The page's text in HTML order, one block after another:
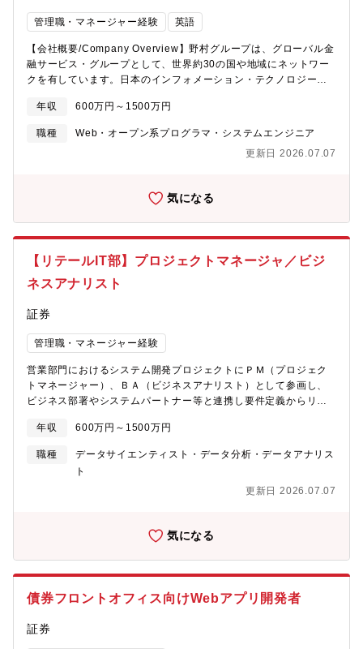
管理職・マネージャー経験 英語
【会社概要/Company Overview】野村グループは、グローバル金
融サービス・グループとして、世界約30の国や地域にネットワー
クを有しています。日本のインフォメーション・テクノロジー部
本のリテール・ウェルスマネジメントビジネス、グローバルホー
ルセール（グローバルマーケッツとインベストメントバンキン
グ）において、テクニカルサポート、アプリケーション開発、シ
ステム変更などの業務に従事しています。野村グループは、充実
の健康とウェルビーイングを重視しています。【組織】私たちは
的なグローバルプレゼンスを持つ野村グループで、ビジネスをテ
ノロジーを駆使しながら、Made in Japanの品質でスピード感の
あるアジャイル開発を行っており、ビジネスと一体となったDXの
役割を固定することなく様々な内製開発やプロジェクトに携わっ
多国籍なメンバーで構成されており、英語を使う場面もありま
なカルチャーのもと、並行して複数の開発やプロジェクトを手掛
けています。社内にはDevOpsツールの環境が整っており、
JIRA、Confluence、GitLab、Jenkins、Ansible、Selenium等
を採用しています。チームでは、リテールビジネス関連システム
の開発チームを率いる開発リードを募集します。・東京を起点
に、グローバルで実装するためのクライアントおよび Web ベース
開発の管理し、ソリューションはすべて自社開発によるDevOpsを
Angular、およびReactなどのフルスタック技術を使用したアプリ
ケーション開発・オフィス時間内に直接RTB/L3サポートを提供
し、アプリケーションの開発者としての責任と役割を実行。・利
害関係者とビジネス要件を擦り合わせ・関係部署と連携し、タイ
し、スケジュールに従ってプロジェクトを確実に実行できるよう
スを管理する責任ある開発者として行動し、SIT/E2E/UAT などの
年収 600万円～1500万円
職種
Web・オープン系プログラマ・システムエンジニア
更新日 2026.07.07
気になる
【リテールIT部】プロジェクトマネージャ／ビジ
ネスアナリスト
証券
管理職・マネージャー経験
営業部門におけるシステム開発プロジェクトにＰＭ（プロジェク
トマネージャー）、ＢＡ（ビジネスアナリスト）として参画し、
ビジネス部署やシステムパートナー等と連携し要件定義からリリ
システムに関する問い合わせやシステム障害時の対応などの維持
管理業務も担っていただきます。・ビジネス・ユーザー部門との
案件企画立案・業務検討、IT実装検討・プロジェクト計画からリ
リースまでの進捗管理、リスク・課題管理、関係者との調整を含
むプロジェクト管理全般・要件定義、概要設計、及びドキュメン
ルIT部は、営業部門におけるシステム及びビジネスプロセスの企
げ、その達成に向け以下の３つの戦略を推進しており、これらの
略＞・領域ビジネスの強化（領域別戦略の推進、各領域の生産性
年収 600万円～1500万円
職種
データサイエンティスト・データ分析・データアナリス
ト
更新日 2026.07.07
気になる
債券フロントオフィス向けWebアプリ開発者
証券